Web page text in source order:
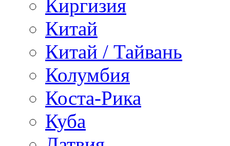
Киргизия
Китай
Китай / Тайвань
Колумбия
Коста-Рика
Куба